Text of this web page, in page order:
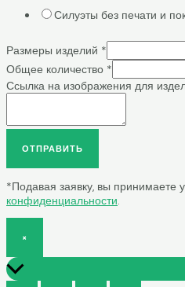
Силуэты без печати и
Размеры изделий *
Общее количество *
Ссылка на изображения для
ОТПРАВИТЬ
*Подавая заявку, вы принимаете
конфиденциальности
×
Scroll